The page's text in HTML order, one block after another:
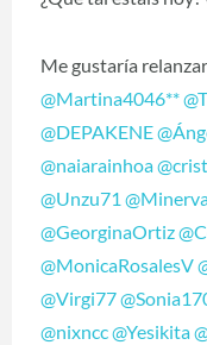
Me gustaría
@Martina4046**
@DEPAKENE
@naiarainhoa
@Unzu71
@GeorginaOrtiz
@MonicaRosalesV
@Virgi77
@nixncc@Yesikita